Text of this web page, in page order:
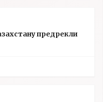
предрекли